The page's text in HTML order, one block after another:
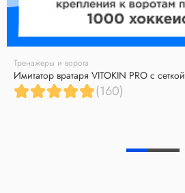
Тренажеры и ворота
Имитатор вратаря VITOKIN PRO с сеткой
(160)